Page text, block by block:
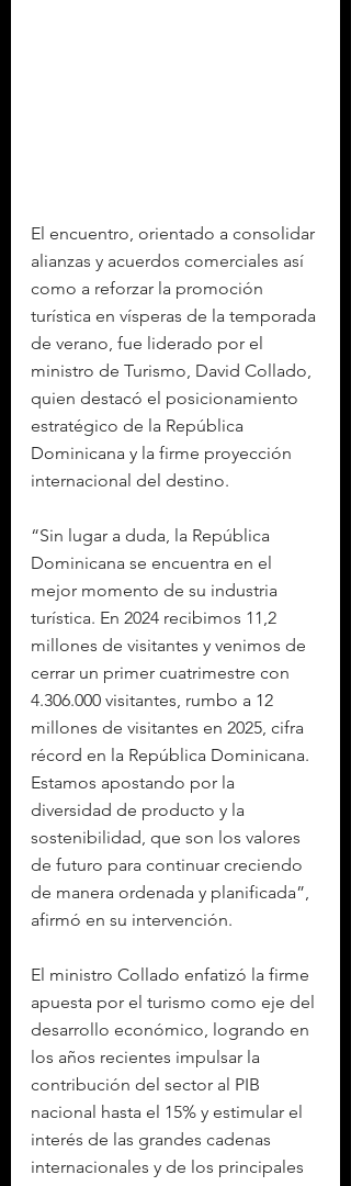
El encuentro, orientado a consolidar
alianzas y acuerdos comerciales así
como a reforzar la promoción
turística en vísperas de la temporada
de verano, fue liderado por el
ministro de Turismo, David Collado,
quien destacó el posicionamiento
estratégico de la República
Dominicana y la firme proyección
internacional del destino.
“Sin lugar a duda, la República
Dominicana se encuentra en el
mejor momento de su industria
turística. En 2024 recibimos 11,2
millones de visitantes y venimos de
cerrar un primer cuatrimestre con
4.306.000 visitantes, rumbo a 12
millones de visitantes en 2025, cifra
récord en la República Dominicana.
Estamos apostando por la
diversidad de producto y la
sostenibilidad, que son los valores
de futuro para continuar creciendo
de manera ordenada y planificada”,
afirmó en su intervención.
El ministro Collado enfatizó la firme
apuesta por el turismo como eje del
desarrollo económico, logrando en
los años recientes impulsar la
contribución del sector al PIB
nacional hasta el 15% y estimular el
interés de las grandes cadenas
internacionales y de los principales